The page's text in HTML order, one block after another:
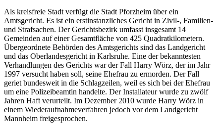
Als kreisfreie Stadt verfügt die Stadt Pforzheim über ein
Amtsgericht. Es ist ein erstinstanzliches Gericht in Zivil-, Familien-
und Strafsachen. Der Gerichtsbezirk umfasst insgesamt 14
Gemeinden auf einer Gesamtfläche von 425 Quadratkilometern.
Übergeordnete Behörden des Amtsgerichts sind das Landgericht
und das Oberlandesgericht in Karlsruhe. Eine der bekanntesten
Verhandlungen des Gerichts war der Fall Harry Wörz, der im Jahr
1997 versucht haben soll, seine Ehefrau zu ermorden. Der Fall
geriet bundesweit in die Schlagzeilen, weil es sich bei der Ehefrau
um eine Polizeibeamtin handelte. Der Installateur wurde zu zwölf
Jahren Haft verurteilt. Im Dezember 2010 wurde Harry Wörz in
einem Wiederaufnahmeverfahren jedoch vor dem Landgericht
Mannheim freigesprochen.